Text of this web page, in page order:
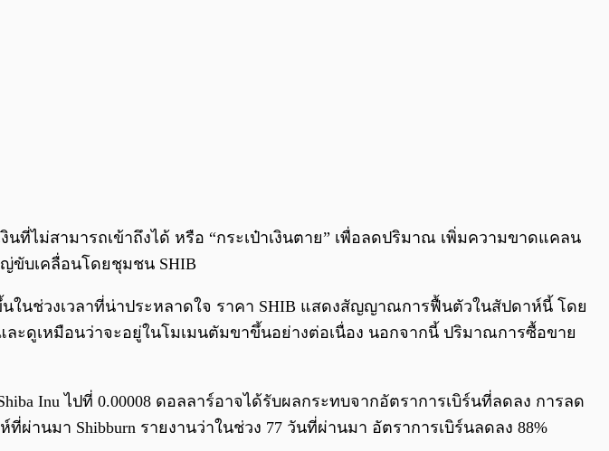
นที่ไม่สามารถเข้าถึงได้ หรือ “กระเป๋าเงินตาย” เพื่อลดปริมาณ เพิ่มความขาดแคลน
ขับเคลื่อนโดยชุมชน SHIB
ในช่วงเวลาที่น่าประหลาดใจ ราคา SHIB แสดงสัญญาณการฟื้นตัวในสัปดาห์นี้ โดย
ละดูเหมือนว่าจะอยู่ในโมเมนตัมขาขึ้นอย่างต่อเนื่อง นอกจากนี้ ปริมาณการซื้อขาย
Inu ไปที่ 0.00008 ดอลลาร์อาจได้รับผลกระทบจากอัตราการเบิร์นที่ลดลง การลด
านมา Shibburn รายงานว่าในช่วง 77 วันที่ผ่านมา อัตราการเบิร์นลดลง 88%